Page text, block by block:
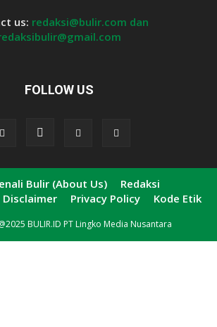
us: redaksi@bulir.com dan
FOLLOW US
Bulir (About Us)
Redaksi
Disclaimer Privacy Policy Kode Etik
BULIR.ID PT Lingko Media Nusantara